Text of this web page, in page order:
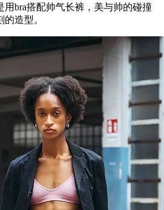
用bra搭配帅气长裤，美与帅的碰撞
造型。